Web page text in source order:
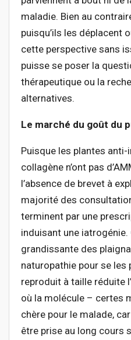
maladie. Bien au
puisqu’ils les déplacent
cette perspective sans
puisse se poser la
thérapeutique ou la
alternatives.
Le marché du goût du
Puisque les plantes
collagène n’ont pas
l’absence de brevet à
majorité des
terminent par une
induisant une iatrogénie.
grandissante des
naturopathie pour se les
reproduit à taille réduite
où la molécule – certes
chère pour le malade,
être prise au long cours